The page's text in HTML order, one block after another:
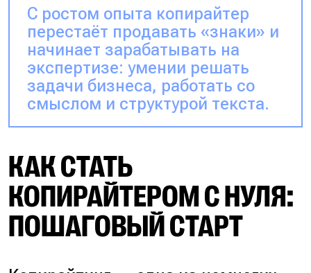
С ростом опыта копирайтер
перестаёт продавать «знаки» и
начинает зарабатывать на
экспертизе: умении решать
задачи бизнеса, работать со
смыслом и структурой текста.
КАК СТАТЬ
КОПИРАЙТЕРОМ С НУЛЯ:
ПОШАГОВЫЙ СТАРТ